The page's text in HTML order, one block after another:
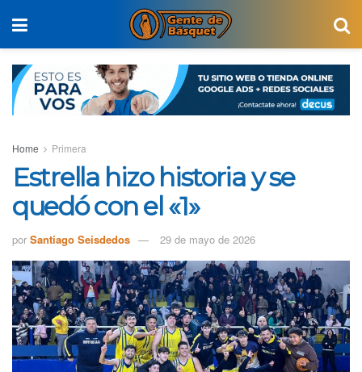
Home Primera
Estrella hizo historia y se
quedó con el «1»
por Santiago Seisdedos 29 de mayo de 2026